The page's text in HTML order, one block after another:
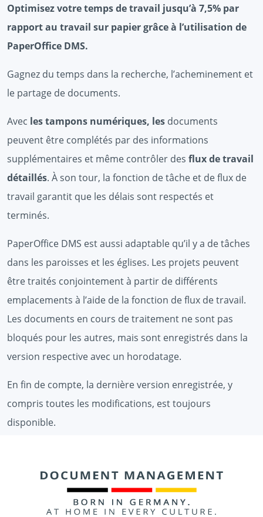
Optimisez votre temps de travail jusqu’à 7,5% par
rapport au travail sur papier grâce à l’utilisation de
PaperOffice DMS.
Gagnez du temps dans la recherche, l’acheminement et
le partage de documents.
Avec les tampons numériques, les documents
peuvent être complétés par des informations
supplémentaires et même contrôler des flux de travail
détaillés. À son tour, la fonction de tâche et de flux de
travail garantit que les délais sont respectés et
terminés.
PaperOffice DMS est aussi adaptable qu’il y a de tâches
dans les paroisses et les églises. Les projets peuvent
être traités conjointement à partir de différents
emplacements à l’aide de la fonction de flux de travail.
Les documents en cours de traitement ne sont pas
bloqués pour les autres, mais sont enregistrés dans la
version respective avec un horodatage.
En fin de compte, la dernière version enregistrée, y
compris toutes les modifications, est toujours
disponible.